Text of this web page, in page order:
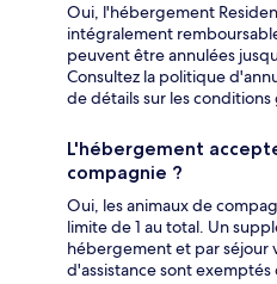
Oui, l'hébergement
intégralement
peuvent être annulées
Consultez la politique
de détails sur les
L'hébergement
compagnie ?
Oui, les animaux de
limite de 1 au total. Un
hébergement et par séjour
d'assistance sont